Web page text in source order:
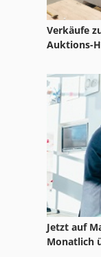
Ls 703
Mobiler
Nc
Säulen Kran
Tur 560
Verkäufe
Auktions-
Jetzt auf
Monatlich